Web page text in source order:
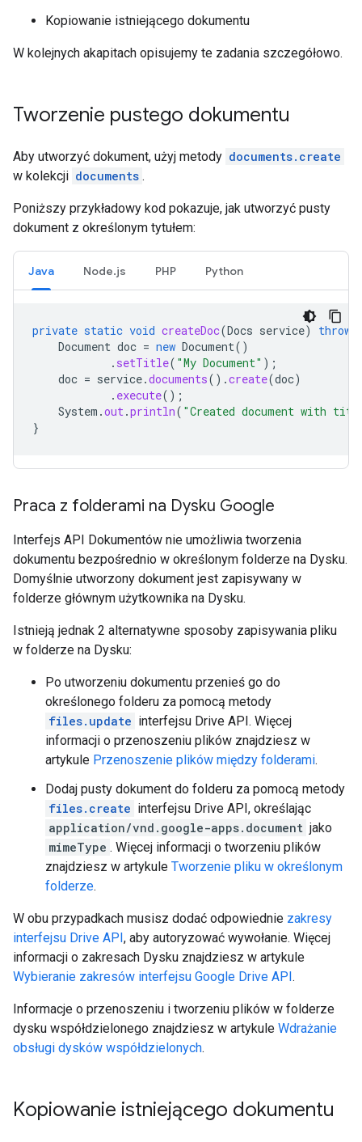
Kopiowanie istniejącego dokumentu
W kolejnych akapitach opisujemy te zadania szczegółowo.
Tworzenie pustego dokumentu
Aby utworzyć dokument, użyj metody documents.create
w kolekcji documents .
Poniższy przykładowy kod pokazuje, jak utworzyć pusty
dokument z określonym tytułem:
Java Node.js PHP Python
private static void createDoc(Docs service)
throws
Document doc = new Document()
. setTitle( "My Document" );
doc = service.documents().create(doc)
. execute();
System .out.println( "Created document with
}
Praca z folderami na Dysku Google
Interfejs API Dokumentów nie umożliwia tworzenia
dokumentu bezpośrednio w określonym folderze na Dysku.
Domyślnie utworzony dokument jest zapisywany w
folderze głównym użytkownika na Dysku.
Istnieją jednak 2 alternatywne sposoby zapisywania pliku
w folderze na Dysku:
Po utworzeniu dokumentu przenieś go do
określonego folderu za pomocą metody
files.update interfejsu Drive API. Więcej
informacji o przenoszeniu plików znajdziesz w
artykule Przenoszenie plików między folderami.
Dodaj pusty dokument do folderu za pomocą metody
files.create interfejsu Drive API, określając
application/vnd.google-apps.document jako
mimeType . Więcej informacji o tworzeniu plików
znajdziesz w artykule Tworzenie pliku w określonym
folderze.
W obu przypadkach musisz dodać odpowiednie zakresy
interfejsu Drive API, aby autoryzować wywołanie. Więcej
informacji o zakresach Dysku znajdziesz w artykule
Wybieranie zakresów interfejsu Google Drive API.
Informacje o przenoszeniu i tworzeniu plików w folderze
dysku współdzielonego znajdziesz w artykule Wdrażanie
obsługi dysków współdzielonych.
Kopiowanie istniejącego dokumentu